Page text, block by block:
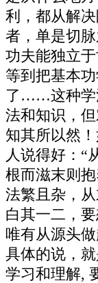
利，都从解
者，单是切
功夫能独立
等到把基本
了……这种学
法和知识，
知其所以然
人说得好：“
根而滋末则抱
法繁且杂，
白其一二，
唯有从源头
具体的说，
学习和理解,